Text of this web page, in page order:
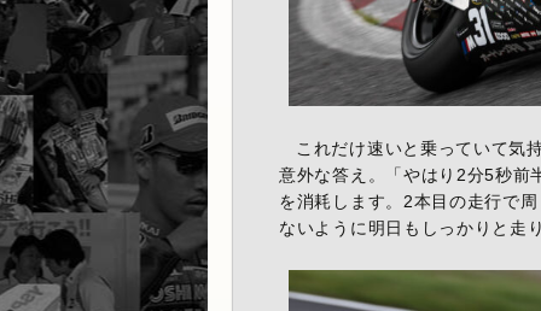
これだけ速いと乗っていて気
意外な答え。「やはり2分5秒前
を消耗します。2本目の走行で
ないように明日もしっかりと走